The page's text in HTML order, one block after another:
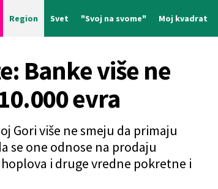
Region Svet "Svoj na svome" Moj kvadrat
Banke više ne
evra
Gori više ne smeju da primaju
se one odnose na prodaju
i druge vredne pokretne i